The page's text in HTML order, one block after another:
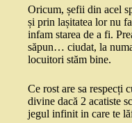
Oricum, șefii din acel
și prin lașitatea lor nu
infam starea de a fi.
săpun… ciudat, la
locuitori stăm bine.
Ce rost are sa respecți
divine dacă 2 acatiste
jegul infinit in care te